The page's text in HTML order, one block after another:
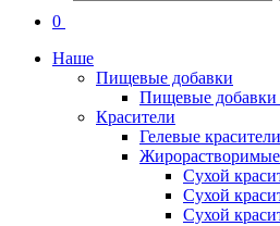
0
Наше
Пищевые добавки
Пищевые добавки
Красители
Гелевые красители
Жирорастворимые
Сухой
Сухой
Сухой